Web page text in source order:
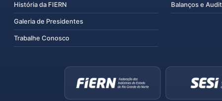
História da FIERN
Galeria de Presidentes
Trabalhe Conosco
Balanços e